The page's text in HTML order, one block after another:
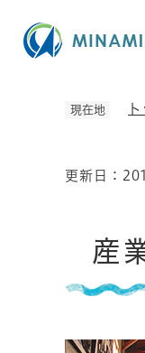
現在地
本
更新日：
産